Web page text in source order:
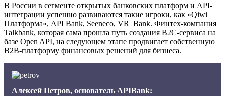
В России в сегменте открытых банковских платформ и API-
интеграции успешно развиваются такие игроки, как «Qiwi
Платформа», API Bank, Seeneco, VR_Bank. Финтех-компания
Talkbank, которая сама прошла путь создания B2C-сервиса на
базе Open API, на следующем этапе продвигает собственную
B2B-платформу финансовых решений для бизнеса.
Алексей Петров, основатель APIBank: